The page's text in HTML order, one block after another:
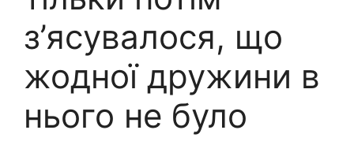
з’ясувалося, що
жодної дружини в
нього не було